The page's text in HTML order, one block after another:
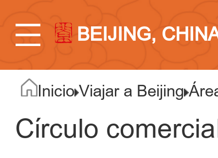
BEIJING,
Inicio Viajar a Beijing
Círculo